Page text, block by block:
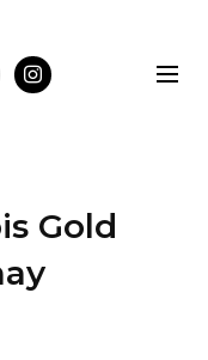
Gold